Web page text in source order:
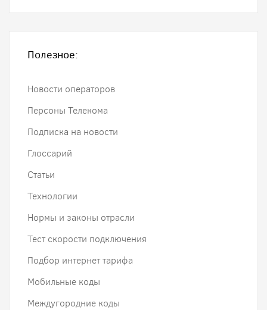
Полезное:
Новости операторов
Персоны Телекома
Подписка на новости
Глоссарий
Статьи
Технологии
Нормы и законы отрасли
Тест скорости подключения
Подбор интернет тарифа
Мобильные коды
Междугородние коды